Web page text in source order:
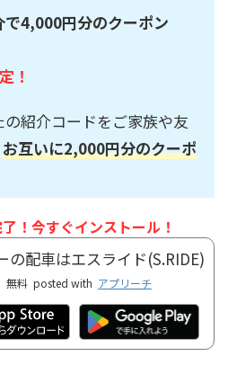
4,000円分のクーポン
！
紹介コードをご家族や友
お互いに2,000円分のクーポ
！今すぐインストール！
の配車はエスライド(S.RIDE)
無料 posted with アプリーチ